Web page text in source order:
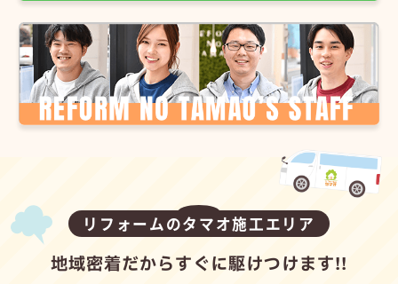
リフォームのタマオ施工エリア
地域密着だからすぐに駆けつけます!!